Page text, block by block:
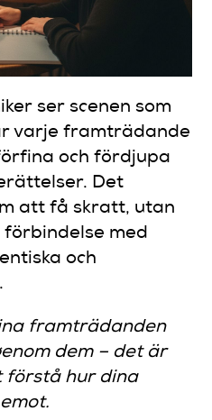
ser scenen som
varje framträdande
och fördjupa
Det
att få skratt, utan
med
och
framträdanden
dem – det är
hur dina